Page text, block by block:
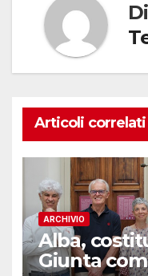
Di
Articoli correlati
ARCHIVIO
Alba,
Giunta